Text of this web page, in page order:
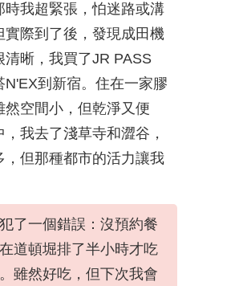
時我超緊張，怕迷路或溝
實際到了後，發現成田機
清晰，我買了JR PASS
N'EX到新宿。住在一家膠
然空間小，但乾淨又便
，我去了淺草寺和澀谷，
，但那種都市的活力讓我
了一個錯誤：沒預約餐
道頓堀排了半小時才吃
雖然好吃，但下次我會